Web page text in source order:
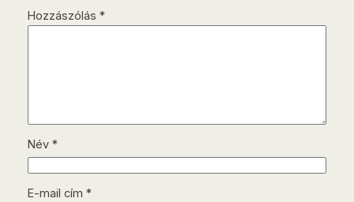
Hozzászólás *
Név *
E-mail cím *